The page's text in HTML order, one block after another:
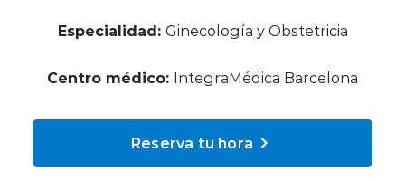
Clínicas Dentales
Especialidad: Ginecología y Obstetricia
Centro médico: IntegraMédica Barcelona
Reserva tu hora